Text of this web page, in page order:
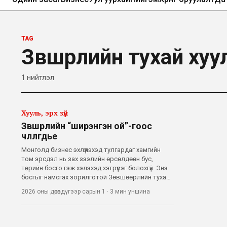
TAG
Зөвшөөрлийн тухай
1 нийтлэл
Хууль, эрх зүй
Зөвшөөрлийн “ширэнгэн ой”-гоос
чөлөөлөгдье
Монголд бизнес эхлүүлэхэд тулгардаг хамгийн
том эрсдэл нь зах зээлийн өрсөлдөөн бус,
төрийн босго гэж хэлэхэд хэтрүүлэг болохгүй. Энэ
босгыг намсгах зорилготой Зөвшөөрлийн тухай
ын хаврын чуулган ы хэлэлцэх асуудлын
жагсаалтад багтсан. Энэ нь бизнес эрхлэ
2026 оны дөрөвдүгээр сарын 1 · 3 мин уншина